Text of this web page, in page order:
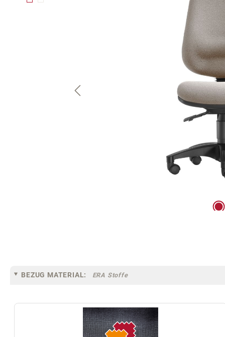
BEZUG MATERIAL: ERA Stoffe